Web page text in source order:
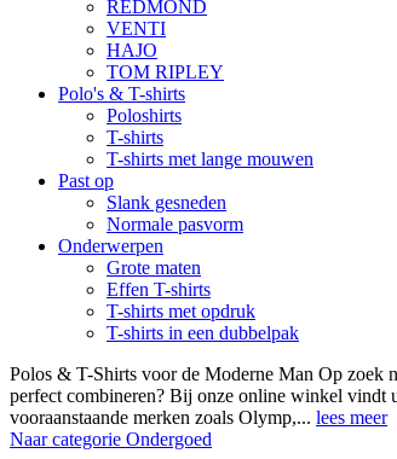
REDMOND
VENTI
HAJO
TOM RIPLEY
Polo's & T-shirts
Poloshirts
T-shirts
T-shirts met lange mouwen
Past op
Slank gesneden
Normale pasvorm
Onderwerpen
Grote maten
Effen T-shirts
T-shirts met opdruk
T-shirts in een dubbelpak
Polos & T-Shirts voor de Moderne Man Op zoek
perfect combineren? Bij onze online winkel vindt
vooraanstaande merken zoals Olymp,... lees meer
Naar categorie Ondergoed